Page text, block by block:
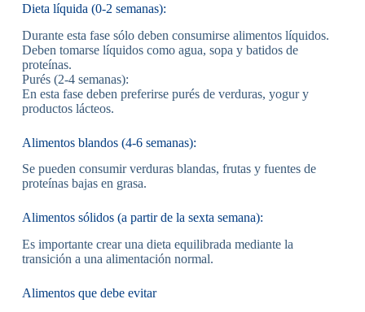
Dieta líquida (0-2 semanas):
Durante esta fase sólo deben consumirse alimentos líquidos.
Deben tomarse líquidos como agua, sopa y batidos de
proteínas.
Purés (2-4 semanas):
En esta fase deben preferirse purés de verduras, yogur y
productos lácteos.
Alimentos blandos (4-6 semanas):
Se pueden consumir verduras blandas, frutas y fuentes de
proteínas bajas en grasa.
Alimentos sólidos (a partir de la sexta semana):
Es importante crear una dieta equilibrada mediante la
transición a una alimentación normal.
Alimentos que debe evitar